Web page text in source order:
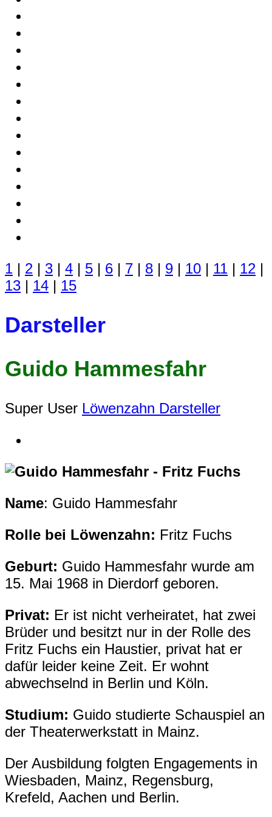
1 | 2 | 3 | 4 | 5 | 6 | 7 | 8 | 9 | 10 | 11 | 12 |
13 | 14 | 15
Darsteller
Guido Hammesfahr
Super User Löwenzahn Darsteller
Name: Guido Hammesfahr
Rolle bei Löwenzahn: Fritz Fuchs
Geburt: Guido Hammesfahr wurde am
15. Mai 1968 in Dierdorf geboren.
Privat: Er ist nicht verheiratet, hat zwei
Brüder und besitzt nur in der Rolle des
Fritz Fuchs ein Haustier, privat hat er
dafür leider keine Zeit. Er wohnt
abwechselnd in Berlin und Köln.
Studium: Guido studierte Schauspiel an
der Theaterwerkstatt in Mainz.
Der Ausbildung folgten Engagements in
Wiesbaden, Mainz, Regensburg,
Krefeld, Aachen und Berlin.